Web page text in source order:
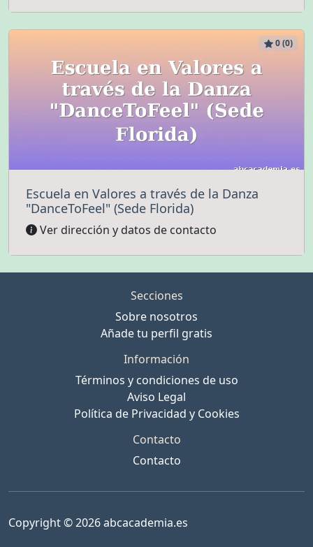
0 (0)
Escuela en Valores a través de la Danza
"DanceToFeel" (Sede Florida)
Ver dirección y datos de contacto
Secciones
Sobre nosotros
Añade tu perfil gratis
Información
Términos y condiciones de uso
Aviso Legal
Política de Privacidad y Cookies
Contacto
Contacto
Copyright © 2026 abcacademia.es